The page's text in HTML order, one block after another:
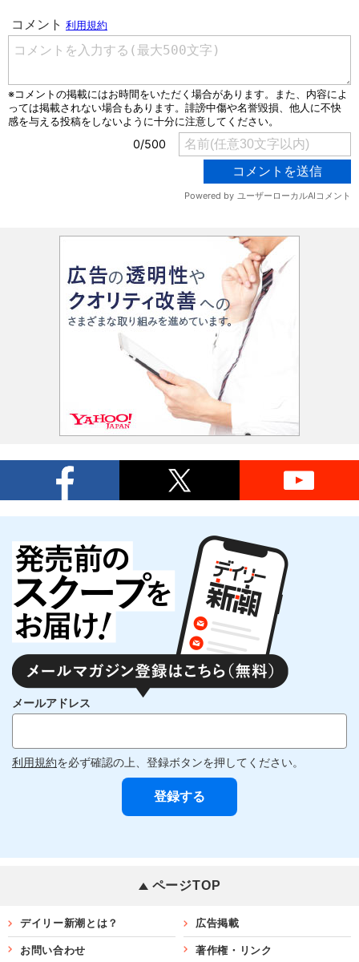
メールアドレス
利用規約を必ず確認の上、登録ボタンを押してください。
ページTOP
デイリー新潮とは？ 広告掲載
お問い合わせ 著作権・リンク